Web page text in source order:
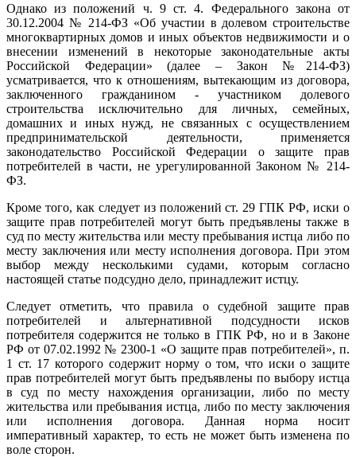
Однако из положений ч. 9 ст. 4. Федерального закона от
30.12.2004 № 214-ФЗ «Об участии в долевом строительстве
многоквартирных домов и иных объектов недвижимости и о
внесении изменений в некоторые законодательные акты
Российской Федерации» (далее – Закон №214-ФЗ)
усматривается, что к отношениям, вытекающим из договора,
заключенного гражданином - участником долевого
строительства исключительно для личных, семейных,
домашних и иных нужд, не связанных с осуществлением
предпринимательской деятельности, применяется
законодательство Российской Федерации о защите прав
потребителей в части, не урегулированной Законом № 214-
ФЗ.
Кроме того, как следует из положений ст. 29 ГПК РФ, иски о
защите прав потребителей могут быть предъявлены также в
суд по месту жительства или месту пребывания истца либо по
месту заключения или месту исполнения договора. При этом
выбор между несколькими судами, которым согласно
настоящей статье подсудно дело, принадлежит истцу.
Следует отметить, что правила о судебной защите прав
потребителей и альтернативной подсудности исков
потребителя содержится не только в ГПК РФ, но и в Законе
РФ от 07.02.1992 № 2300-1 «О защите прав потребителей», п.
1 ст. 17 которого содержит норму о том, что иски о защите
прав потребителей могут быть предъявлены по выбору истца
в суд по месту нахождения организации, либо по месту
жительства или пребывания истца, либо по месту заключения
или исполнения договора. Данная норма носит
императивный характер, то есть не может быть изменена по
воле сторон.